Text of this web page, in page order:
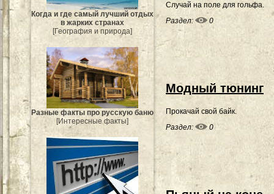
Когда и где самый лучший отдых
в жарких странах
[География и природа]
Разные факты про русскую баню
[Интересные факты]
Случай на поле для гольфа.
Раздел:
0
Модный тюнинг
Прокачай свой байк.
Раздел:
0